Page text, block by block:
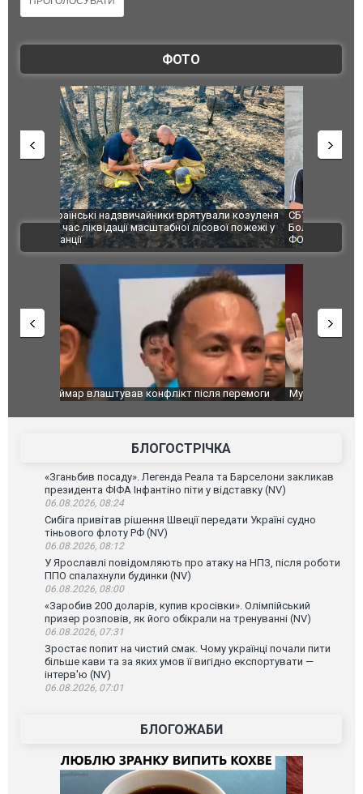
ФОТО
пожежі у
СБУ за сприяння Нацполіції та правоохоронців
Болгарії затримала міжнародного наркобарона.
ФОТО
Росіяни
одна
ВІДЕО
Мудрик провів перший матч за "Челсі" після
допінгової дискваліфікації. ВІДЕО
під час
Франції
БЛОГОСТРІЧКА
«Зганьбив посаду». Легенда Реала та Барселони закликав
президента ФІФА Інфантіно піти у відставку (NV)
06.08.2026, 08:24
Сибіга привітав рішення Швеції передати Україні судно
тіньового флоту РФ (NV)
06.08.2026, 08:12
У Ярославлі повідомляють про атаку на НПЗ, після роботи
ППО спалахнули будинки (NV)
06.08.2026, 08:00
«Заробив 200 доларів, купив кросівки». Олімпійський
призер розповів, як його обікрали на тренуванні (NV)
06.08.2026, 07:31
Зростає попит на чистий смак. Чому українці почали пити
більше кави та за яких умов її вигідно експортувати —
інтерв'ю (NV)
06.08.2026, 07:01
БЛОГОЖАБИ